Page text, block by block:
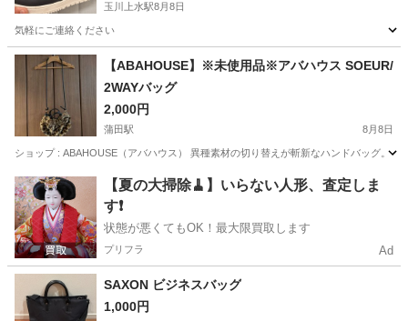
玉川上水駅8月8日
気軽にご連絡ください
東京 立川市 靴
【ABAHOUSE】※未使用品※アバハウス SOEUR/
2WAYバッグ
2,000円
蒲田駅 8月8日
ショップ : ABAHOUSE（アバハウス） 異種素材の切り替えが斬新なハンドバッグ。
東京 大田区 蒲田駅 バッグ ペットボトル
【夏の大掃除🧹】いらない人形、査定しま
す❗️
状態が悪くてもOK！最大限買取します
プリフラ Ad
SAXON ビジネスバッグ
1,000円